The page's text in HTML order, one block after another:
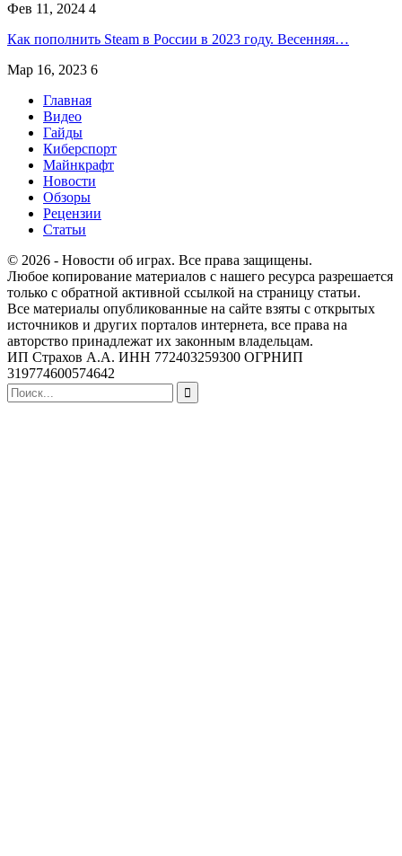
Фев 11, 2024 4
Как пополнить Steam в России в 2023 году. Весенняя…
Мар 16, 2023 6
Главная
Видео
Гайды
Киберспорт
Майнкрафт
Новости
Обзоры
Рецензии
Статьи
© 2026 - Новости об играх. Все права защищены.
Любое копирование материалов с нашего ресурса разрешается
только с обратной активной ссылкой на страницу статьи.
Все материалы опубликованные на сайте взяты с открытых
источников и других порталов интернета, все права на
авторство принадлежат их законным владельцам.
ИП Страхов А.А. ИНН 772403259300 ОГРНИП
319774600574642